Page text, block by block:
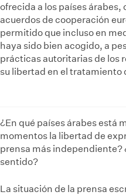
ofrecida a los países
acuerdos de cooperación
permitido que incluso en
haya sido bien acogido, a
prácticas autoritarias de los
su libertad en el tratamiento
¿En qué países árabes está
momentos la libertad de
prensa más independiente?
sentido?
La situación de la prensa